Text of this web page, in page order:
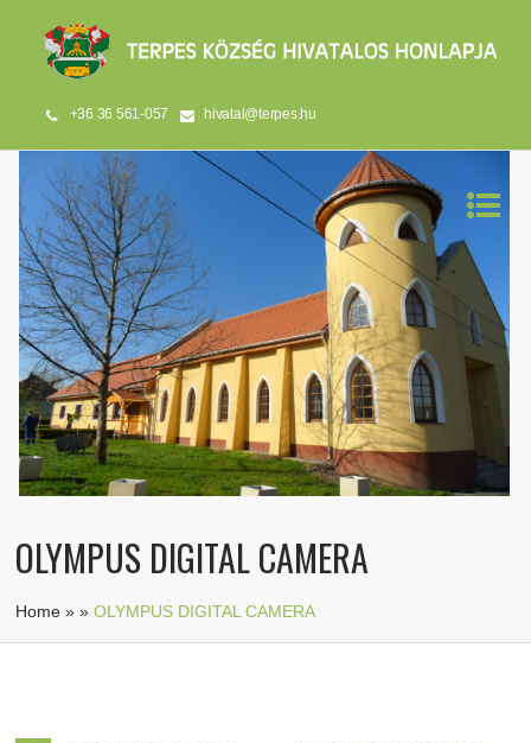
+36 36 561-057 hivatal@terpes.hu
OLYMPUS DIGITAL CAMERA
Home »»OLYMPUS DIGITAL CAMERA